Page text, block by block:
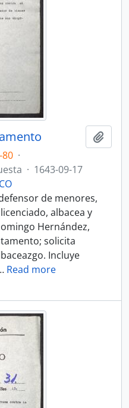
80 ·
· 1643-09-17
de menores,
albacea y
Hernández,
solicita
Incluye
Read more